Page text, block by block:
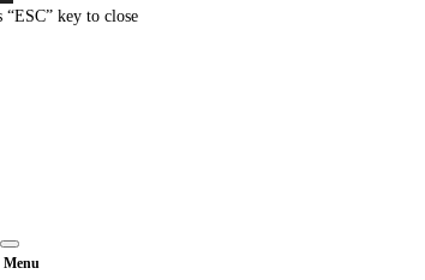
“ESC” key to close
Menu